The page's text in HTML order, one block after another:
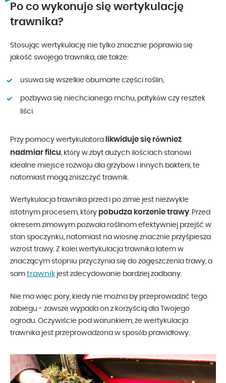
Po co wykonuje się wertykulację
trawnika?
Stosując wertykulację nie tylko znacznie poprawia się
jakość swojego trawnika, ale także:
usuwa się wszelkie obumarłe części roślin,
pozbywa się niechcianego mchu, patyków czy resztek
liści.
Przy pomocy wertykulatora likwiduje się również
nadmiar filcu, który w zbyt dużych ilościach stanowi
idealne miejsce rozwoju dla grzybów i innych bakterii, te
natomiast mogą zniszczyć trawnik.
Wertykulacja trawnika przed i po zimie jest niezwykle
istotnym procesem, który pobudza korzenie trawy. Przed
okresem zimowym pozwala roślinom efektywniej przejść w
stan spoczynku, natomiast na wiosnę znacznie przyśpiesza
wzrost trawy. Z kolei wertykulacja trawnika latem w
znaczącym stopniu przyczynia się do zagęszczenia trawy, a
sam trawnik jest zdecydowanie bardziej zadbany.
Nie ma więc pory, kiedy nie można by przeprowadzić tego
zabiegu - zawsze wypada on z korzyścią dla Twojego
ogrodu. Oczywiście pod warunkiem, że wertykulacja
trawnika jest przeprowadzona w sposób prawidłowy.